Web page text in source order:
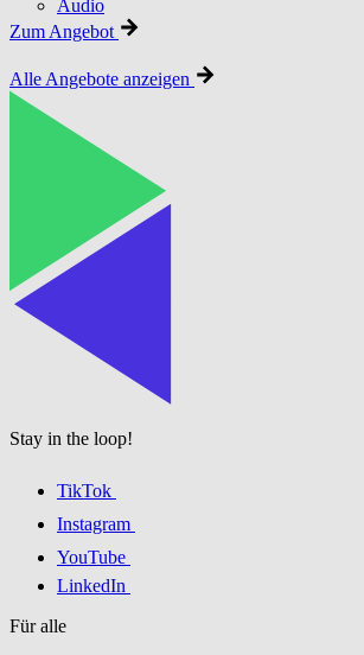
Audio
Zum Angebot
Alle Angebote anzeigen
Stay in the loop!
TikTok
Instagram
YouTube
LinkedIn
Für alle